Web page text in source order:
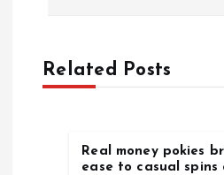
vRelated Posts
Real money pokies
ease to casual spins